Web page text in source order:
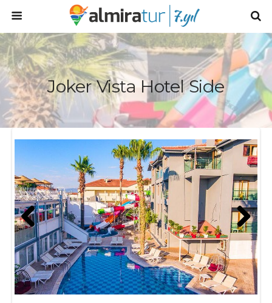
Joker Vista Hotel Side
Prev
ious
Next